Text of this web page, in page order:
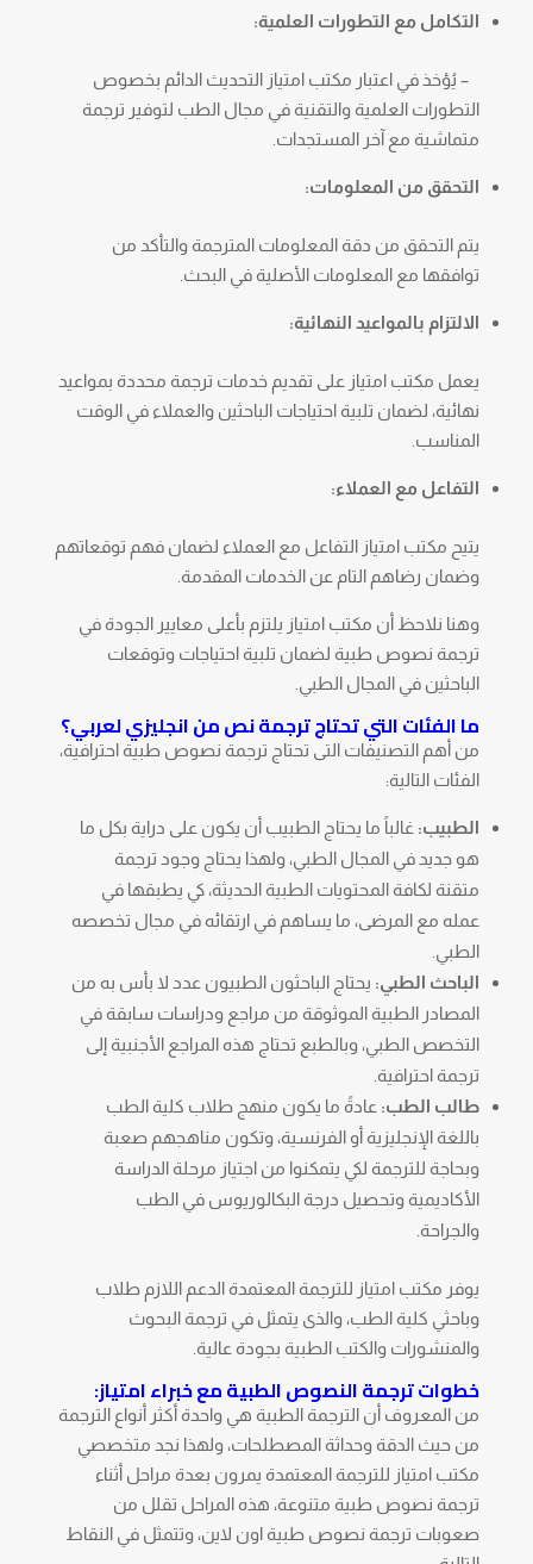
التكامل مع التطورات العلمية:
– يُؤخذ في اعتبار مكتب امتياز التحديث الدائم بخصوص
التطورات العلمية والتقنية في مجال الطب لتوفير ترجمة
متماشية مع آخر المستجدات.
التحقق من المعلومات:
يتم التحقق من دقة المعلومات المترجمة والتأكد من
توافقها مع المعلومات الأصلية في البحث.
الالتزام بالمواعيد النهائية:
يعمل مكتب امتياز على تقديم خدمات ترجمة محددة بمواعيد
نهائية، لضمان تلبية احتياجات الباحثين والعملاء في الوقت
المناسب.
التفاعل مع العملاء:
يتيح مكتب امتياز التفاعل مع العملاء لضمان فهم توقعاتهم
وضمان رضاهم التام عن الخدمات المقدمة.
وهنا نلاحظ أن مكتب امتياز يلتزم بأعلى معايير الجودة في
ترجمة نصوص طبية لضمان تلبية احتياجات وتوقعات
الباحثين في المجال الطبي.
ما الفئات التي تحتاج ترجمة نص من انجليزي لعربي؟
من أهم التصنيفات التى تحتاج ترجمة نصوص طبية احترافية،
الفئات التالية:
الطبيب: غالباً ما يحتاج الطبيب أن يكون على دراية بكل ما
هو جديد في المجال الطبي، ولهذا يحتاج وجود ترجمة
متقنة لكافة المحتويات الطبية الحديثة، كي يطبقها في
عمله مع المرضى، ما يساهم في ارتقائه في مجال تخصصه
الطبي.
الباحث الطبي: يحتاج الباحثون الطبيون عدد لا بأس به من
المصادر الطبية الموثوقة من مراجع ودراسات سابقة في
التخصص الطبي، وبالطبع تحتاج هذه المراجع الأجنبية إلى
ترجمة احترافية.
طالب الطب: عادةً ما يكون منهج طلاب كلية الطب
باللغة الإنجليزية أو الفرنسية، وتكون مناهجهم صعبة
وبحاجة للترجمة لكي يتمكنوا من اجتياز مرحلة الدراسة
الأكاديمية وتحصيل درجة البكالوريوس في الطب
والجراحة.
يوفر مكتب امتياز للترجمة المعتمدة الدعم اللازم طلاب
وباحثي كلية الطب، والذى يتمثل في ترجمة البحوث
والمنشورات والكتب الطبية بجودة عالية.
خطوات ترجمة النصوص الطبية مع خبراء امتياز:
من المعروف أن الترجمة الطبية هي واحدة أكثر أنواع الترجمة
من حيث الدقة وحداثة المصطلحات، ولهذا نجد متخصصي
مكتب امتياز للترجمة المعتمدة يمرون بعدة مراحل أثناء
ترجمة نصوص طبية متنوعة، هذه المراحل تقلل من
صعوبات ترجمة نصوص طبية اون لاين، وتتمثل في النقاط